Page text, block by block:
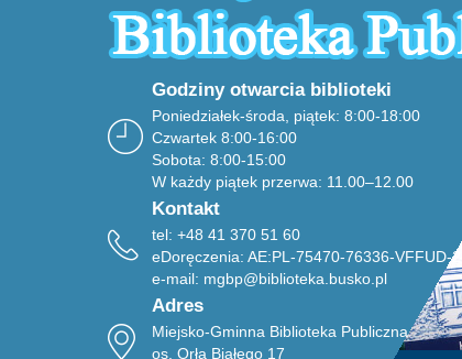
Godziny otwarcia biblioteki
Poniedziałek-środa, piątek: 8:00-18:00
Czwartek 8:00-16:00
Sobota: 8:00-15:00
W każdy piątek przerwa: 11.00–12.00
Kontakt
tel: +48 41 370 51 60
eDoręczenia: AE:PL-75470-76336-VFFUD-20
e-mail: mgbp@biblioteka.busko.pl
Adres
Miejsko-Gminna Biblioteka Publiczna
os. Orła Białego 17